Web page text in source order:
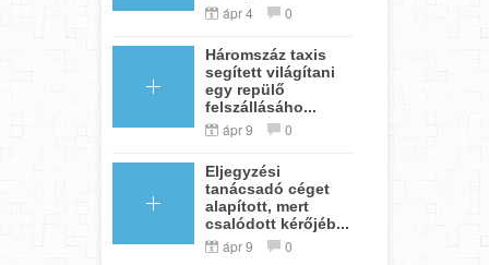
ápr 4 0
Háromszáz taxis
segített világítani
egy repülő
felszállásáho...
ápr 9 0
Eljegyzési
tanácsadó céget
alapított, mert
csalódott kérőjéb...
ápr 9 0